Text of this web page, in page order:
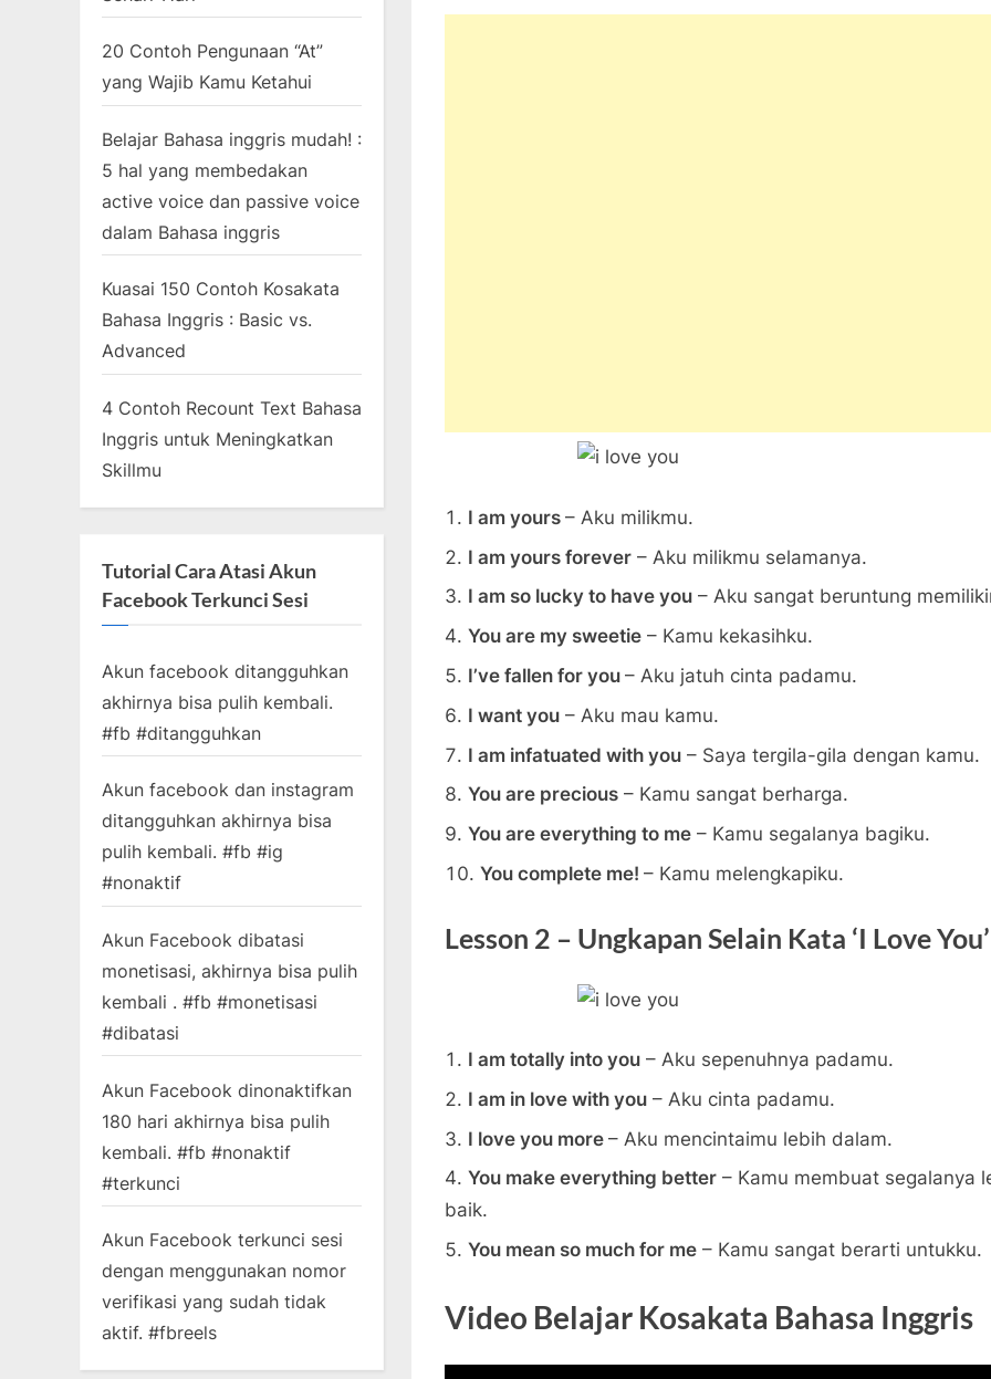
I am yours – Aku milikmu.
I am yours forever – Aku milikmu selamanya.
I am so lucky to have you – Aku sangat beruntung
You are my sweetie – Kamu kekasihku.
I’ve fallen for you – Aku jatuh cinta padamu.
I want you – Aku mau kamu.
I am infatuated with you – Saya tergila-gila dengan kamu.
You are precious – Kamu sangat berharga.
You are everything to me – Kamu segalanya bagiku.
You complete me! – Kamu melengkapiku.
Lesson 2 – Ungkapan Selain Kata ‘I Love You’
I am totally into you – Aku sepenuhnya padamu.
I am in love with you – Aku cinta padamu.
I love you more – Aku mencintaimu lebih dalam.
You make everything better – Kamu membuat segalanya
baik.
You mean so much for me – Kamu sangat berarti untukku.
Video Belajar Kosakata Bahasa Inggris
20 Contoh Pengunaan “At”
yang Wajib Kamu Ketahui
Belajar Bahasa inggris mudah! :
5 hal yang membedakan
active voice dan passive voice
dalam Bahasa inggris
Kuasai 150 Contoh Kosakata
Bahasa Inggris : Basic vs.
Advanced
4 Contoh Recount Text Bahasa
Inggris untuk Meningkatkan
Skillmu
Tutorial Cara Atasi Akun
Facebook Terkunci Sesi
Akun facebook ditangguhkan
akhirnya bisa pulih kembali.
#fb #ditangguhkan
Akun facebook dan instagram
ditangguhkan akhirnya bisa
pulih kembali. #fb #ig
#nonaktif
Akun Facebook dibatasi
monetisasi, akhirnya bisa pulih
kembali . #fb #monetisasi
#dibatasi
Akun Facebook dinonaktifkan
180 hari akhirnya bisa pulih
kembali. #fb #nonaktif
#terkunci
Akun Facebook terkunci sesi
dengan menggunakan nomor
verifikasi yang sudah tidak
aktif. #fbreels